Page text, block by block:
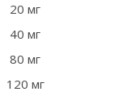
20 мг
40 мг
80 мг
120 мг